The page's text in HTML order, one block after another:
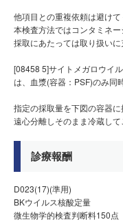
他項目との重複依頼は避けて
本検査方法ではコンタミネ
採取にあたっては取り扱いに
[08458 5]サイトメガロウイ
は、血漿(容器：PSF)のみ同
指定の採取量を下図の容器
遠心分離しそのまま冷蔵して
診療報酬
D023(17)(準用)
BKウイルス核酸定量
微生物学的検査判断料150点